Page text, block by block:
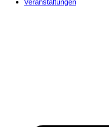
Veranstaltungen